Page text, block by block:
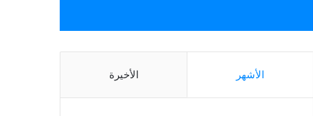
الأشهر الأخيرة